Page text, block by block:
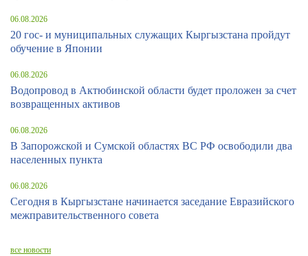
06.08.2026
20 гос- и муниципальных служащих Кыргызстана пройдут
обучение в Японии
06.08.2026
Водопровод в Актюбинской области будет проложен за счет
возвращенных активов
06.08.2026
В Запорожской и Сумской областях ВС РФ освободили два
населенных пункта
06.08.2026
Сегодня в Кыргызстане начинается заседание Евразийского
межправительственного совета
все новости